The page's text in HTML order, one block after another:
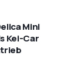
Mini
Kei-Car